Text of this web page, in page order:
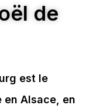
de
est le
en Alsace, en